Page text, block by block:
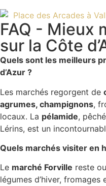
FAQ - Mieux
sur la Côte
Quels sont les meilleurs
d’Azur ?
Les marchés regorgent de
agrumes, champignons,
locaux. La pélamide,
Lérins, est un
Quels marchés visiter en
Le marché Forville reste
légumes d’hiver,